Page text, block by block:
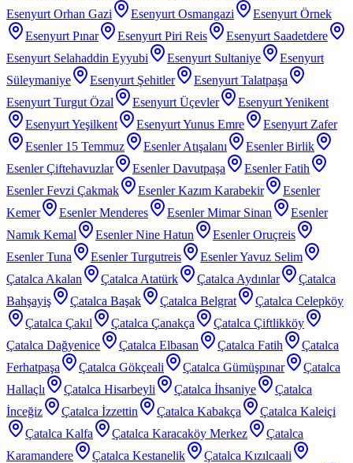
Esenyurt Orhan Gazi
Esenyurt Osmangazi
Esenyurt Örnek
Esenyurt Pınar
Esenyurt Piri Reis
Esenyurt Saadetdere
Esenyurt Selahaddin Eyyubi
Esenyurt Sultaniye
Esenyurt
Süleymaniye
Esenyurt Şehitler
Esenyurt Talatpaşa
Esenyurt Turgut Özal
Esenyurt Üçevler
Esenyurt Yenikent
Esenyurt Yeşilkent
Esenyurt Yunus Emre
Esenyurt Zafer
Esenler 15 Temmuz
Esenler Atışalanı
Esenler Birlik
Esenler Çiftehavuzlar
Esenler Davutpaşa
Esenler Fatih
Esenler Fevzi Çakmak
Esenler Kazım Karabekir
Esenler
Kemer
Esenler Menderes Esenler Mimar Sinan
Esenler
Namık Kemal
Esenler Nine Hatun
Esenler Oruçreis
Esenler Tuna
Esenler Turgutreis
Esenler Yavuz Selim
Çatalca Akalan
Çatalca Atatürk Çatalca Aydınlar
Çatalca
Bahşayiş
Çatalca Başak Çatalca Belgrat
Çatalca Celepköy
Çatalca Çakıl
Çatalca Çanakça
Çatalca Çiftlikköy
Çatalca Dağyenice
Çatalca Elbasan Çatalca Fatih
Çatalca
Ferhatpaşa
Çatalca Gökçeali Çatalca Gümüşpınar
Çatalca
Hallaçlı
Çatalca Hisarbeyli Çatalca İhsaniye
Çatalca
İnceğiz
Çatalca İzzettin Çatalca Kabakça
Çatalca Kaleiçi
Çatalca Kalfa
Çatalca Karacaköy Merkez
Çatalca
Karamandere
Çatalca Kestanelik
Çatalca Kızılcaali